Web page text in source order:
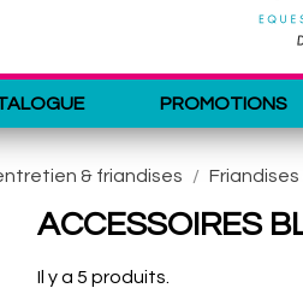
PROMOTIONS
& friandises
ACCESSOIRES
Il y a 5 produits.